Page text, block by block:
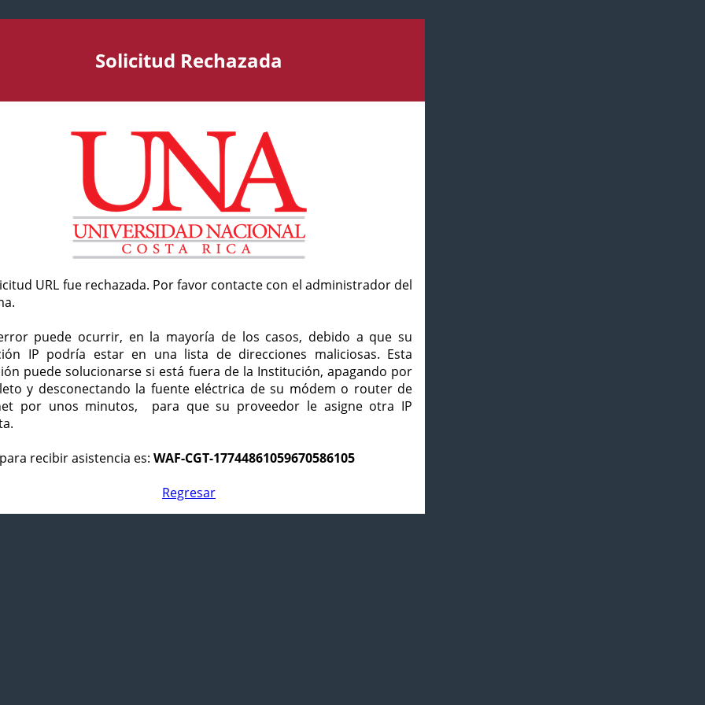
Solicitud Rechazada
URL fue rechazada. Por favor contacte con el administrador del
puede ocurrir, en la mayoría de los casos, debido a que su
IP podría estar en una lista de direcciones maliciosas. Esta
puede solucionarse si está fuera de la Institución, apagando por
y desconectando la fuente eléctrica de su módem o router de
por unos minutos, para que su proveedor le asigne otra IP
recibir asistencia es: WAF-CGT-17744861059670586105
Regresar